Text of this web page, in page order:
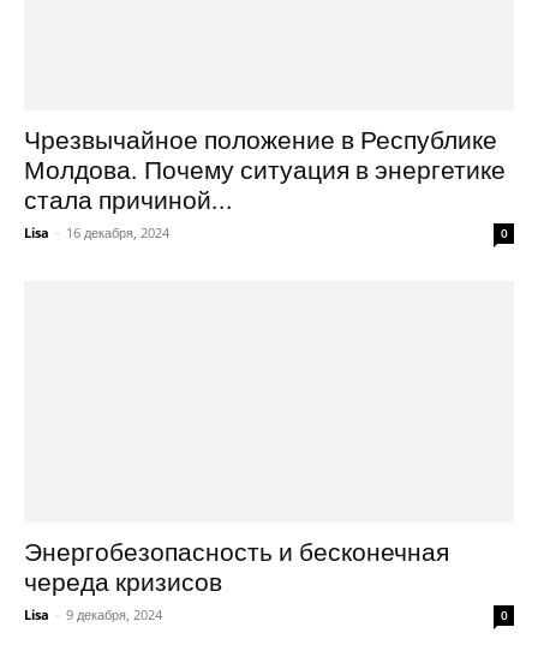
Чрезвычайное положение в Республике
Молдова. Почему ситуация в энергетике
стала причиной...
Lisa - 16 декабря, 2024 0
Энергобезопасность и бесконечная
череда кризисов
Lisa - 9 декабря, 2024 0